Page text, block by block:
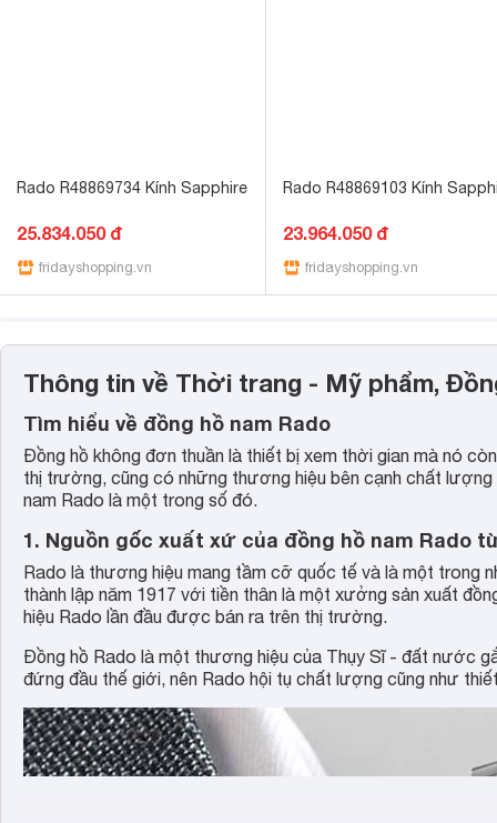
Rado R48869734 Kính Sapphire
25.834.050 đ
fridayshopping.vn
Rado R48869103 Kính
23.964.050 đ
fridayshopping.vn
Thông tin về Thời trang - Mỹ phẩm,
Tìm hiểu về đồng hồ nam Rado
Đồng hồ không đơn thuần là thiết bị xem thời gian mà nó
thị trường, cũng có những thương hiệu bên cạnh chất
nam Rado là một trong số đó.
1. Nguồn gốc xuất xứ của đồng hồ nam Rado
Rado là thương hiệu mang tầm cỡ quốc tế và là một trong
thành lập năm 1917 với tiền thân là một xưởng sản xuất
hiệu Rado lần đầu được bán ra trên thị trường.
Đồng hồ Rado là một thương hiệu của Thụy Sĩ - đất nước
đứng đầu thế giới, nên Rado hội tụ chất lượng cũng như